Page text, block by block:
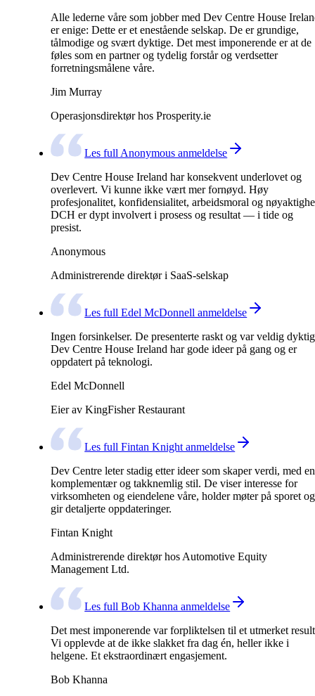
Alle lederne våre som jobber med Dev Centre House
er enige: Dette er et enestående selskap. De er grundige,
tålmodige og svært dyktige. Det mest imponerende er at de
føles som en partner og tydelig forstår og verdsetter
forretningsmålene våre.
Jim Murray
Operasjonsdirektør hos Prosperity.ie
Les full Anonymous anmeldelse
Dev Centre House Ireland har konsekvent underlovet og
overlevert. Vi kunne ikke vært mer fornøyd. Høy
profesjonalitet, konfidensialitet, arbeidsmoral og
DCH er dypt involvert i prosess og resultat — i tide og
presist.
Anonymous
Administrerende direktør i SaaS-selskap
Les full Edel McDonnell anmeldelse
Ingen forsinkelser. De presenterte raskt og var veldig
Dev Centre House Ireland har gode ideer på gang og er
oppdatert på teknologi.
Edel McDonnell
Eier av KingFisher Restaurant
Les full Fintan Knight anmeldelse
Dev Centre leter stadig etter ideer som skaper verdi, med en
komplementær og takknemlig stil. De viser interesse for
virksomheten og eiendelene våre, holder møter på sporet og
gir detaljerte oppdateringer.
Fintan Knight
Administrerende direktør hos Automotive Equity
Management Ltd.
Les full Bob Khanna anmeldelse
Det mest imponerende var forpliktelsen til et utmerket
Vi opplevde at de ikke slakket fra dag én, heller ikke i
helgene. Et ekstraordinært engasjement.
Bob Khanna